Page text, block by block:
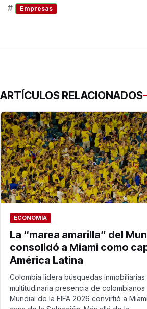
# Empresas
ARTÍCULOS RELACIONADOS
ECONOMÍA
La “marea amarilla” del
consolidó a Miami como
América Latina
Colombia lidera búsquedas inmobiliarias
multitudinaria presencia de
Mundial de la FIFA 2026 convirtió a